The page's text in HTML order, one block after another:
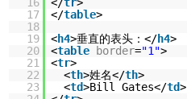
17
</table>
18
19
<h4>垂直的表头：</h4>
20
<table border="1">
21
<tr>
22
<th>姓名</th>
23
<td>Bill Gates</td>